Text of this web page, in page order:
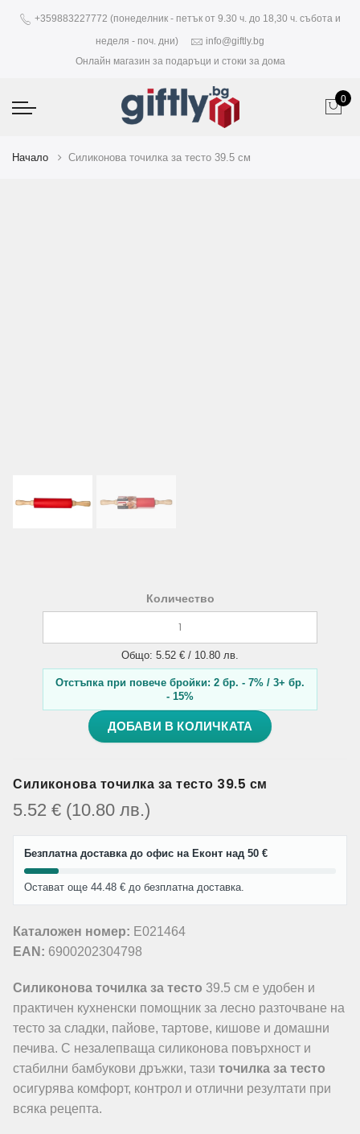
+359883227772 (понеделник - петък от 9.30 ч. до 18,30 ч. събота и
неделя - поч. дни)
info@giftly.bg
Онлайн магазин за подаръци и стоки за дома
0
Начало Силиконова точилка за тесто 39.5 см
Количество
Общо: 5.52 € / 10.80 лв.
Отстъпка при повече бройки: 2 бр. - 7% / 3+ бр.
- 15%
ДОБАВИ В КОЛИЧКАТА
Силиконова точилка за тесто 39.5 см
5.52 € (10.80 лв.)
Безплатна доставка до офис на Еконт над 50 €
Остават още 44.48 € до безплатна доставка.
Каталожен номер: E021464
EAN: 6900202304798
Силиконова точилка за тесто 39.5 см е удобен и
практичен кухненски помощник за лесно разточване на
тесто за сладки, пайове, тартове, кишове и домашни
печива. С незалепваща силиконова повърхност и
стабилни бамбукови дръжки, тази точилка за тесто
осигурява комфорт, контрол и отлични резултати при
всяка рецепта.